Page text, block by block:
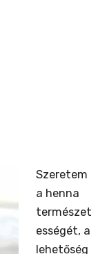
Szeretem
a henna
természet
ességét, a
lehetőség